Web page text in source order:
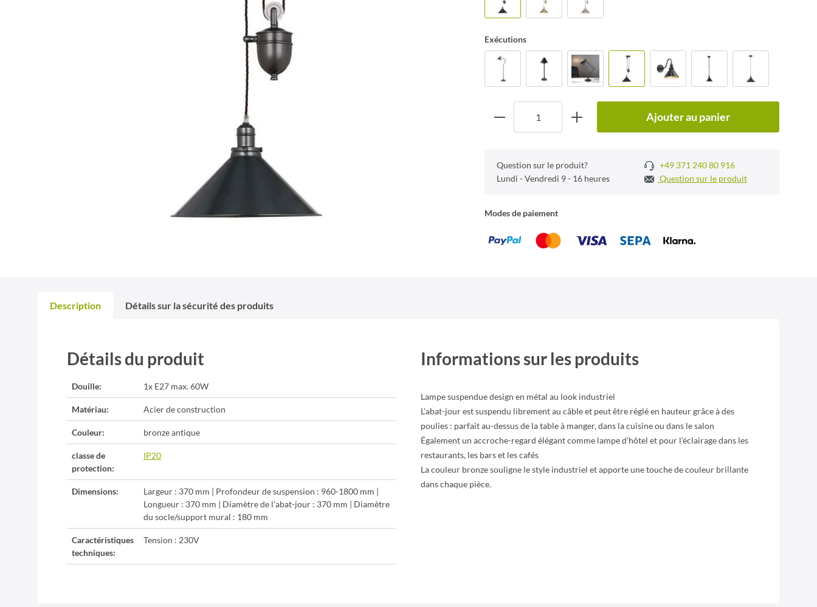
Exécutions
Ajouter au panier
Question sur le produit?
+49 371 240 80 916
Lundi - Vendredi 9 - 16 heures
Question sur le produit
Modes de paiement
Description Détails sur la sécurité des produits
Détails du produit
Douille: 1x E27 max. 60W
Matériau: Acier de construction
Couleur: bronze antique
classe de
protection:
IP20
Dimensions:
Largeur : 370 mm | Profondeur de suspension : 960-1800 mm |
Longueur : 370 mm | Diamètre de l'abat-jour : 370 mm | Diamètre
du socle/support mural : 180 mm
Caractéristiques
techniques:
Tension : 230V
Informations sur les produits
Lampe suspendue design en métal au look industriel
L'abat-jour est suspendu librement au câble et peut être réglé en hauteur grâce à des
poulies : parfait au-dessus de la table à manger, dans la cuisine ou dans le salon
Également un accroche-regard élégant comme lampe d'hôtel et pour l'éclairage dans les
restaurants, les bars et les cafés
La couleur bronze souligne le style industriel et apporte une touche de couleur brillante
dans chaque pièce.